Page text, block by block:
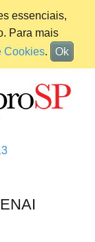
essenciais,
Para mais
Cookies. Ok